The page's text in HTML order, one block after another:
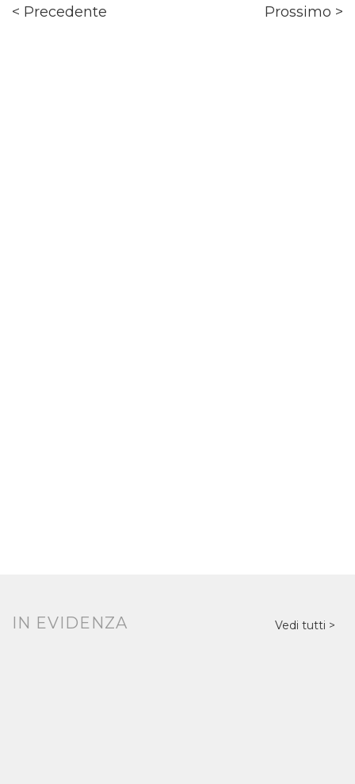
Precedente Prossimo
IN EVIDENZA Vedi tutti